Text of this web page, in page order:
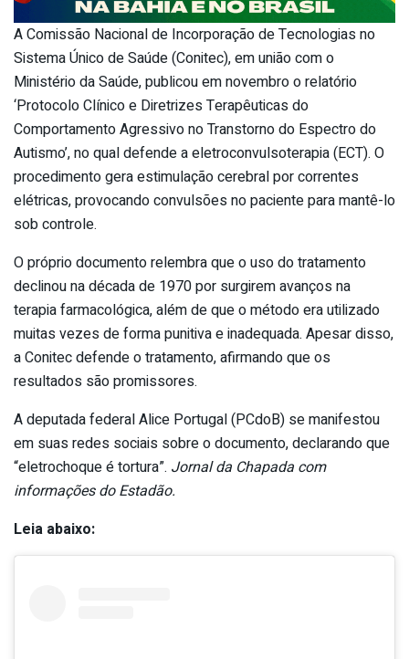
A Comissão Nacional de Incorporação de Tecnologias no
Sistema Único de Saúde (Conitec), em união com o
Ministério da Saúde, publicou em novembro o relatório
‘Protocolo Clínico e Diretrizes Terapêuticas do
Comportamento Agressivo no Transtorno do Espectro do
Autismo’, no qual defende a eletroconvulsoterapia (ECT). O
procedimento gera estimulação cerebral por correntes
elétricas, provocando convulsões no paciente para mantê-lo
sob controle.
O próprio documento relembra que o uso do tratamento
declinou na década de 1970 por surgirem avanços na
terapia farmacológica, além de que o método era utilizado
muitas vezes de forma punitiva e inadequada. Apesar disso,
a Conitec defende o tratamento, afirmando que os
resultados são promissores.
A deputada federal Alice Portugal (PCdoB) se manifestou
em suas redes sociais sobre o documento, declarando que
“eletrochoque é tortura”. Jornal da Chapada com
informações do Estadão.
Leia abaixo: